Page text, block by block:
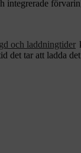
integrerade
och laddningtider
det tar att ladda